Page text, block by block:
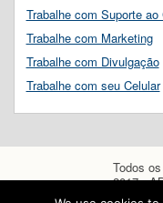
Trabalhe com Suporte ao
Trabalhe com Marketing
Trabalhe com Divulgação
Trabalhe com seu Celular
Todos
2017 -